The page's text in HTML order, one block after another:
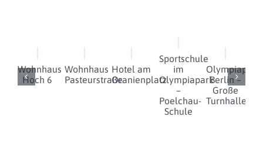
Wohnhaus
Hoch 6
Wohnhaus
Pasteurstraße
Hotel am
Oranienplatz
Sportschule
im
Olympiapark
–
Poelchau-
Schule
Olympiapark
Berlin –
Große
Turnhalle